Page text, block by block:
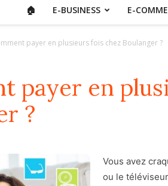
🏠 E-BUSINESS E-
payer en plusieurs fois chez Boulanger ?
payer en
?
Vous avez
ou le